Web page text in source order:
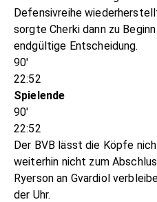
Defensivreihe
sorgte Cherki dann zu
endgültige Entscheidung.
90'
22:52
Spielende
90'
22:52
Der BVB lässt die Köpfe
weiterhin nicht zum
Ryerson an Gvardiol
der Uhr.